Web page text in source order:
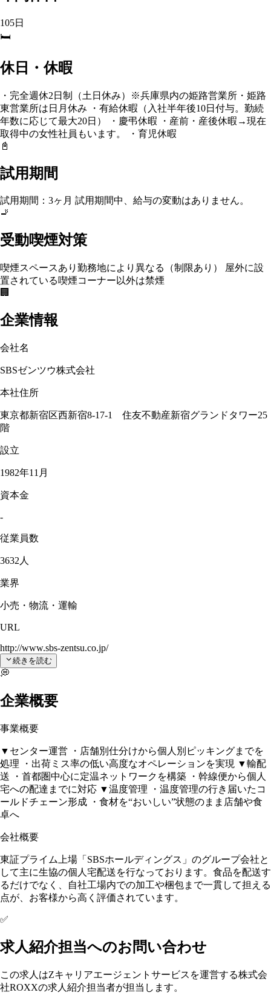
105日
🛏️
休日・休暇
・完全週休2日制（土日休み）※兵庫県内の姫路営業所・姫路
東営業所は日月休み ・有給休暇（入社半年後10日付与。勤続
年数に応じて最大20日） ・慶弔休暇 ・産前・産後休暇→現在
取得中の女性社員もいます。 ・育児休暇
📓
試用期間
試用期間：3ヶ月 試用期間中、給与の変動はありません。
🚬
受動喫煙対策
喫煙スペースあり 勤務地により異なる（制限あり） 屋外に設
置されている喫煙コーナー以外は禁煙
🏢
企業情報
会社名
SBSゼンツウ株式会社
本社住所
東京都新宿区西新宿8-17-1 住友不動産新宿グランドタワー25
階
設立
1982年11月
資本金
-
従業員数
3632人
業界
小売・物流・運輸
URL
http://www.sbs-zentsu.co.jp/
続きを読む
💭
企業概要
事業概要
▼センター運営 ・店舗別仕分けから個人別ピッキングまでを
処理 ・出荷ミス率の低い高度なオペレーションを実現 ▼輸配
送 ・首都圏中心に定温ネットワークを構築 ・幹線便から個人
宅への配達までに対応 ▼温度管理 ・温度管理の行き届いたコ
ールドチェーン形成 ・食材を“おいしい”状態のまま店舗や食
卓へ
会社概要
東証プライム上場「SBSホールディングス」のグループ会社と
して主に生協の個人宅配送を行なっております。食品を配送す
るだけでなく、自社工場内での加工や梱包まで一貫して担える
点が、お客様から高く評価されています。
✅
求人紹介担当へのお問い合わせ
この求人はZキャリアエージェントサービスを運営する株式会
社ROXXの求人紹介担当者が担当します。